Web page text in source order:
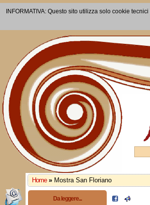
INFORMATIVA: Questo sito utilizza solo cookie
Home » Mostra San Floriano
Da leggere...